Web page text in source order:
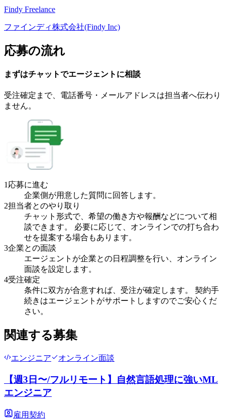
Findy Freelance
ファインディ株式会社(Findy Inc)
応募の流れ
まずはチャットでエージェント に相談
受注確定まで、 電話番号・メールアドレスは担当者へ伝わり
ません。
1 応募に進む
企業側が用意した質問に回答します。
2担当者とのやり取り
チャット形式で、希望の働き方や報酬などについて相
談できます。 必要に応じて、オンラインでの打ち合わ
せを提案する場合もあります。
3企業との面談
エージェントが企業との日程調整を行い、オンライン
面談を設定します。
4受注確定
条件に双方が合意すれば、受注が確定します。 契約手
続きはエージェントがサポートしますのでご安心くだ
さい。
関連する募集
エンジニア オンライン面談
【週3日〜/フルリモート】自然言語処理に強いML
エンジニア
雇用契約